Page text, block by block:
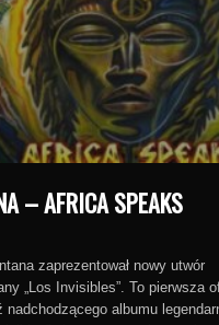
– AFRICA SPEAKS
zaprezentował nowy utwór
„Los Invisibles”. To pierwsza
nadchodzącego albumu